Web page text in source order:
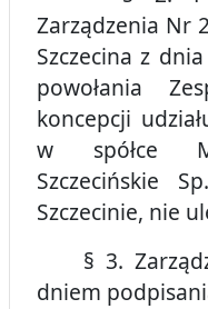
Zarządzenia Nr
Szczecina z
powołania
koncepcji
w spółce
Szczecińskie
Szczecinie, nie
§ 3.
dniem